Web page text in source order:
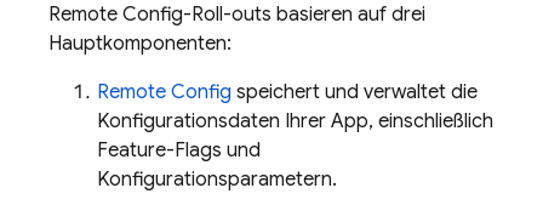
Remote Config-Roll-outs basieren auf drei
Hauptkomponenten:
Remote Config speichert und verwaltet die
Konfigurationsdaten Ihrer App, einschließlich
Feature-Flags und
Konfigurationsparametern.